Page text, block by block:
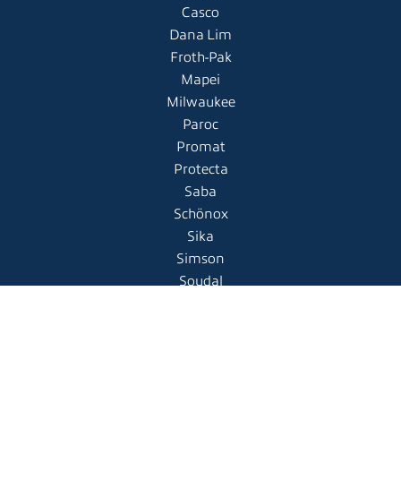
Casco
Dana Lim
Froth-Pak
Mapei
Milwaukee
Paroc
Promat
Protecta
Saba
Schönox
Sika
Simson
Soudal